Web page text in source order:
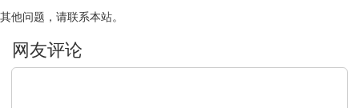
其他问题，请联系本站。